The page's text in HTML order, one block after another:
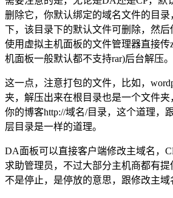
删除它，你默认绑定的域名文件的目录
下，该目录下的默认文件可删除，然
使用虚拟主机面板的文件管理器直接传
机面板一般默认都不支持rar)后台解压。
这一点，注意打包的文件，比如，
夹，解压出来在根目录也是一个文件夹
你的博客http://域名/目录，这个道理，
层目录是一样的道理。
DA面板可以直接客户端修改主域名，
求助管理员，不过大部分主机商都有
不是停止，是停放的意思，跟修改主域